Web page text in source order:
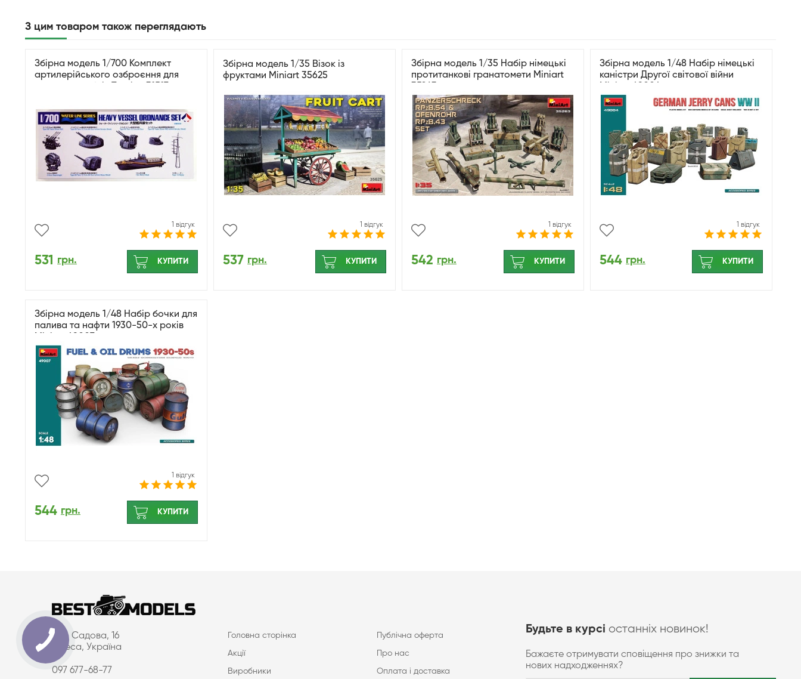
З цим товаром також переглядають
Збірна модель 1/700 Комплект
артилерійського озброєння для
1 відгук
531 грн. КУПИТИ
Збірна модель 1/35 Візок із
фруктами Miniart 35625
1 відгук
537 грн. КУПИТИ
Збірна модель 1/35 Набір німецькі
протитанкові гранатомети Miniart
1 відгук
542 грн. КУПИТИ
Збірна модель 1/48 Набір німецькі
каністри Другої світової війни
1 відгук
544 грн. КУПИТИ
Збірна модель 1/48 Набір бочки для
палива та нафти 1930-50-х років
1 відгук
544 грн. КУПИТИ
вул. Садова, 16
Одеса, Україна
097 677-68-77
Головна сторінка Публічна оферта
Акції Про нас
Виробники Оплата і доставка
Будьте в курсі останніх новинок!
Бажаєте отримувати сповіщення про знижки та
нових надходженнях?